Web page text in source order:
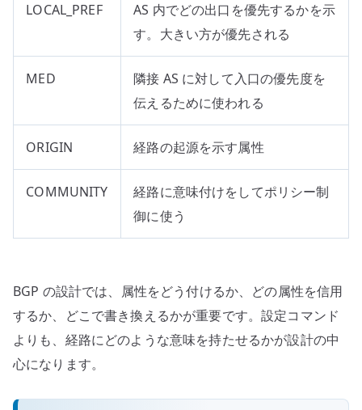
LOCAL_PREF
AS 内でどの出口を優先するかを示
す。大きい方が優先される
MED
隣接 AS に対して入口の優先度を
伝えるために使われる
ORIGIN 経路の起源を示す属性
COMMUNITY
経路に意味付けをしてポリシー制
御に使う
BGP の設計では、属性をどう付けるか、どの属性を信用
するか、どこで書き換えるかが重要です。設定コマンド
よりも、経路にどのような意味を持たせるかが設計の中
心になります。